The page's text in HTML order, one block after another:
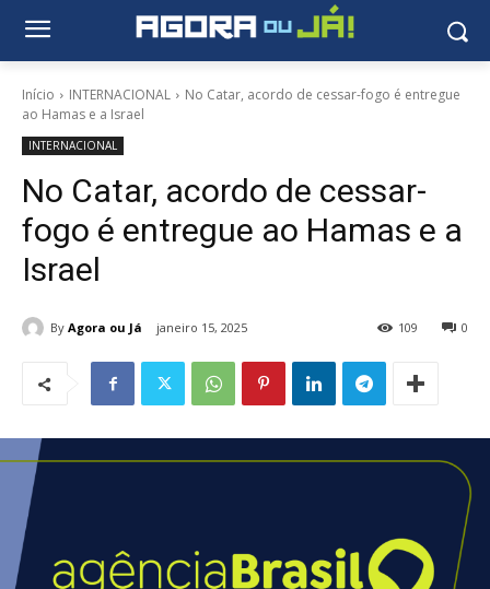
Início INTERNACIONAL
No Catar, acordo de cessar-fogo é entregue
ao Hamas e a Israel
INTERNACIONAL
No Catar, acordo de cessar-
fogo é entregue ao Hamas e a
Israel
By Agora ou Já janeiro 15, 2025 0
109